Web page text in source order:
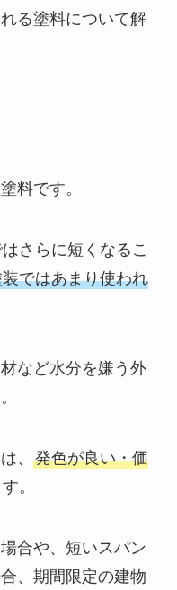
る塗料について解
料です。
さらに短くなるこ
ではあまり使われ
など水分を嫌う外
、 発色が良い・価
。
合や、短いスパン
、期間限定の建物